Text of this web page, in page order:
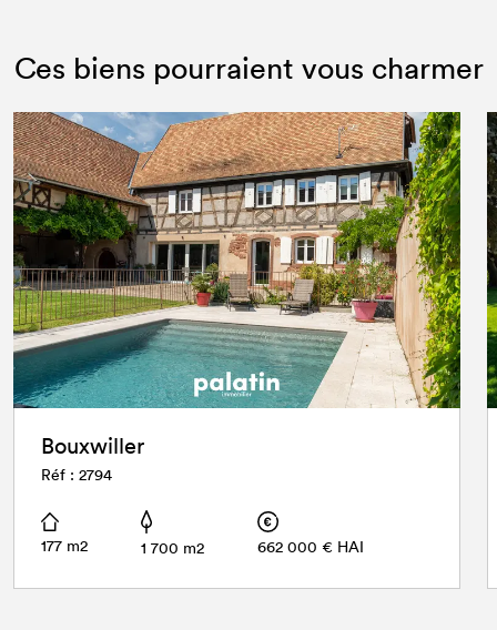
Ces biens pourraient vous charmer
Bouxwiller
Réf : 2794
177 m2 1 700 m2 662 000 € HAI